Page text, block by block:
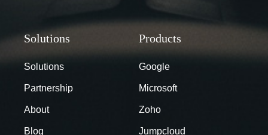
Sebagai
bentuk
untuk
era baru
Solutions
Partnership
About
Blog
Google
Microsoft
Zoho
Jumpcloud